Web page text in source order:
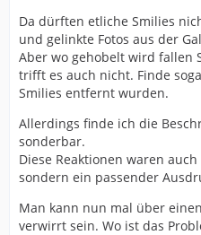
Da dürften etliche Smilies
und gelinkte Fotos aus der
Aber wo gehobelt wird fallen
trifft es auch nicht. Finde
Smilies entfernt wurden.
Allerdings finde ich die
sonderbar.
Diese Reaktionen waren
sondern ein passender
Man kann nun mal über
verwirrt sein. Wo ist das